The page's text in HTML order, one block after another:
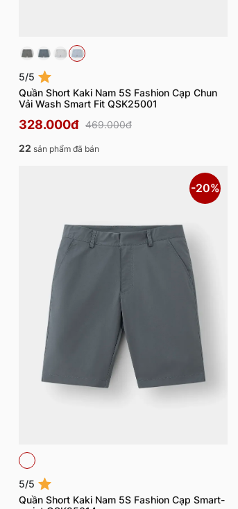
5/5
Quần Short Kaki Nam 5S Fashion Cạp Chun
Vải Wash Smart Fit QSK25001
328.000đ 469.000đ
22 sản phẩm đã bán
-20%
5/5
Quần Short Kaki Nam 5S Fashion Cạp Smart-